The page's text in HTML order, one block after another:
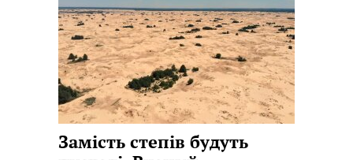
Замість степів будуть